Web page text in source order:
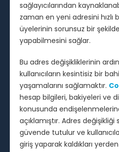
sağlayıcılarından
zaman en yeni adresini hızlı
üyelerinin sorunsuz bir
yapabilmesini sağlar.
Bu adres değişikliklerinin
kullanıcıların kesintisiz bir
yaşamalarını sağlamaktır.
hesap bilgileri, bakiyeleri ve
konusunda
açıklamıştır. Adres
güvende tutulur ve
giriş yaparak kaldıkları